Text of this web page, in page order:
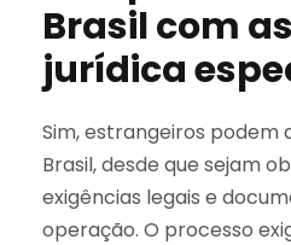
Brasil com
jurídica
Sim, estrangeiros podem
Brasil, desde que sejam
exigências legais e
operação. O processo